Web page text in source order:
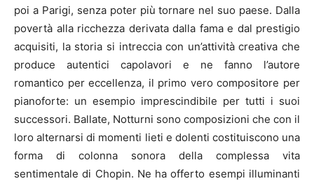
poi a Parigi, senza poter più tornare nel suo paese. Dalla
povertà alla ricchezza derivata dalla fama e dal prestigio
acquisiti, la storia si intreccia con un’attività creativa che
produce autentici capolavori e ne fanno l’autore
romantico per eccellenza, il primo vero compositore per
pianoforte: un esempio imprescindibile per tutti i suoi
successori. Ballate, Notturni sono composizioni che con il
loro alternarsi di momenti lieti e dolenti costituiscono una
forma di colonna sonora della complessa vita
sentimentale di Chopin. Ne ha offerto esempi illuminanti